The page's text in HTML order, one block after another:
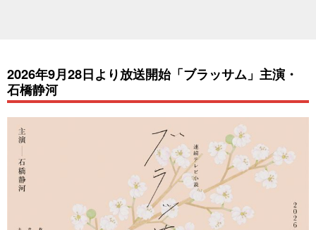
2026年9月28日より放送開始「ブラッサム」主演・
石橋静河